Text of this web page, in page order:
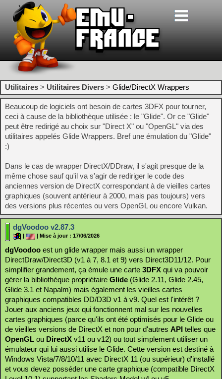
Utilitaires > Utilitaires Divers > Glide/DirectX Wrappers
Beaucoup de logiciels ont besoin de cartes 3DFX pour tourner,
ceci à cause de la bibliothèque utilisée : le "Glide". Or ce "Glide"
peut être redirigé au choix sur "Direct X" ou "OpenGL" via des
utilitaires appelés Glide Wrappers. Bref une émulation du "Glide"
:)
Dans le cas de wrapper DirectX/DDraw, il s'agit presque de la
même chose sauf qu'il va s'agir de rediriger le code des
anciennes version de DirectX correspondant à de vieilles cartes
graphiques (souvent antérieur à 2000, mais pas toujours) vers
des versions plus récentes ou vers OpenGL ou encore Vulkan.
dgVoodoo v2.87.3
| Mise à jour : 17/06/2026
dgVoodoo est un glide wrapper mais aussi un wrapper
DirectDraw/Direct3D (v1 à 7, 8.1 et 9) vers Direct3D11/12. Pour
simplifier grandement, ça émule une carte 3DFX qui va pouvoir
gérer la bibliothèque propriétaire Glide (Glide 2.11, Glide 2.45,
Glide 3.1 et Napalm) mais également les vieilles cartes
graphiques compatibles DD/D3D v1 à v9. Quel est l'intérêt ?
Jouer aux anciens jeux qui fonctionnent mal sur les nouvelles
cartes graphiques (parce qu'ils ont été optimisés pour le Glide ou
de vieilles versions de DirectX et non pour d'autres API telles que
OpenGL ou DirectX v11 ou v12) ou tout simplement utiliser un
émulateur qui lui aussi utilise le Glide. Cette version est destiné à
Windows Vista/7/8/10/11 avec DirectX 11 (ou supérieur) d'installé
et vous devez posséder une carte graphique (compatible DirectX